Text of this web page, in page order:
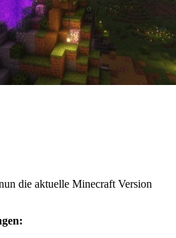
die aktuelle Minecraft Version